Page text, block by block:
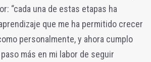
“cada una de estas etapas ha
que me ha permitido crecer
personalmente, y ahora cumplo
más en mi labor de seguir